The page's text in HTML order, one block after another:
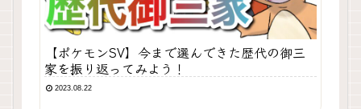
【ポケモンSV】今まで選んできた歴代の御三
家を振り返ってみよう！
2023.08.22